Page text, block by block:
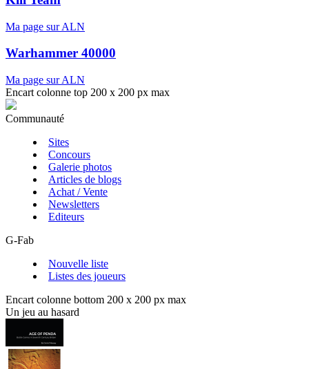
Ma page sur ALN
Warhammer 40000
Ma page sur ALN
Encart colonne top 200 x 200 px max
Communauté
Sites
Concours
Galerie photos
Articles de blogs
Achat / Vente
Newsletters
Editeurs
G-Fab
Nouvelle liste
Listes des joueurs
Encart colonne bottom 200 x 200 px max
Un jeu au hasard